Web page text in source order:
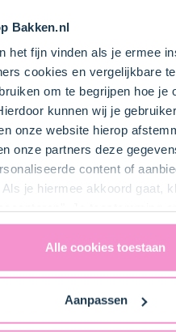
Bakken.nl
het fijn vinden als je ermee
cookies en vergelijkbare
om te begrijpen hoe je
kunnen wij je
onze website hierop
onze partners deze
content of
je hiermee akkoord gaat,
een eventuele
Staten in de zin van artikel 49
providers en partners in
kunt op elk moment van
Alle cookies toestaan
Aanpassen
Bestel gemakkelijk en snel je
bij ons zusje
oven voor (elektrisch 200°C